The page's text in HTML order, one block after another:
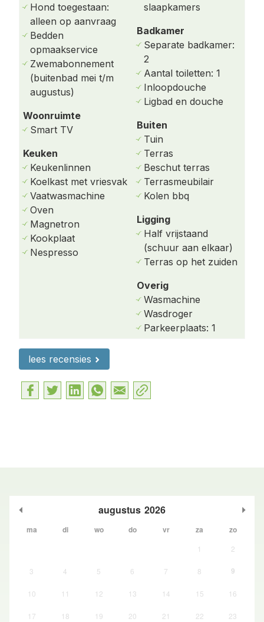
Badkamer 1: Zeer ruim, met een ligbad,
inloopdouche en wastafel.
Badkamer 2: Voorzien van een inloopdouche
en wastafel.
Via de woonkamer en de entree bereik je het
terras op het zuiden, compleet met een ruime
eettafel en een tuin die in de zomer veel privacy
biedt.
Verder is er gratis wifi, en kun je gebruik maken
van een wasmachine en droger.
Eigen parkeergelegenheid is aanwezig.
Omgeving
Ballum is centraal gelegen op Ameland. Binnen
enkele minuten sta je op de golfbaan in Hollum.
Ook het gezellige dorp Nes, met diverse winkels
Hond toegestaan:
alleen op aanvraag
Bedden
opmaakservice
Zwemabonnement
(buitenbad mei t/m
augustus)
Woonruimte
Smart TV
Keuken
Keukenlinnen
Koelkast met vriesvak
Vaatwasmachine
Oven
Magnetron
Kookplaat
Nespresso
slaapkamers
Badkamer
Separate badkamer:
2
Aantal toiletten: 1
Inloopdouche
Ligbad en douche
Buiten
Tuin
Terras
Beschut terras
Terrasmeubilair
Kolen bbq
Ligging
Half vrijstaand
(schuur aan elkaar)
Terras op het zuiden
Overig
Wasmachine
Wasdroger
Parkeerplaats: 1
lees recensies
augustus 2026
ma di wo do vr za zo
1 2
3 4 5 6 7 8 9
10 11 12 13 14 15 16
17 18 19 20 21 22 23